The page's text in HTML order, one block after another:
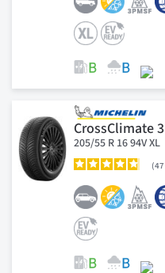
CrossClimate 3
205/55 R 16 94V XL
47